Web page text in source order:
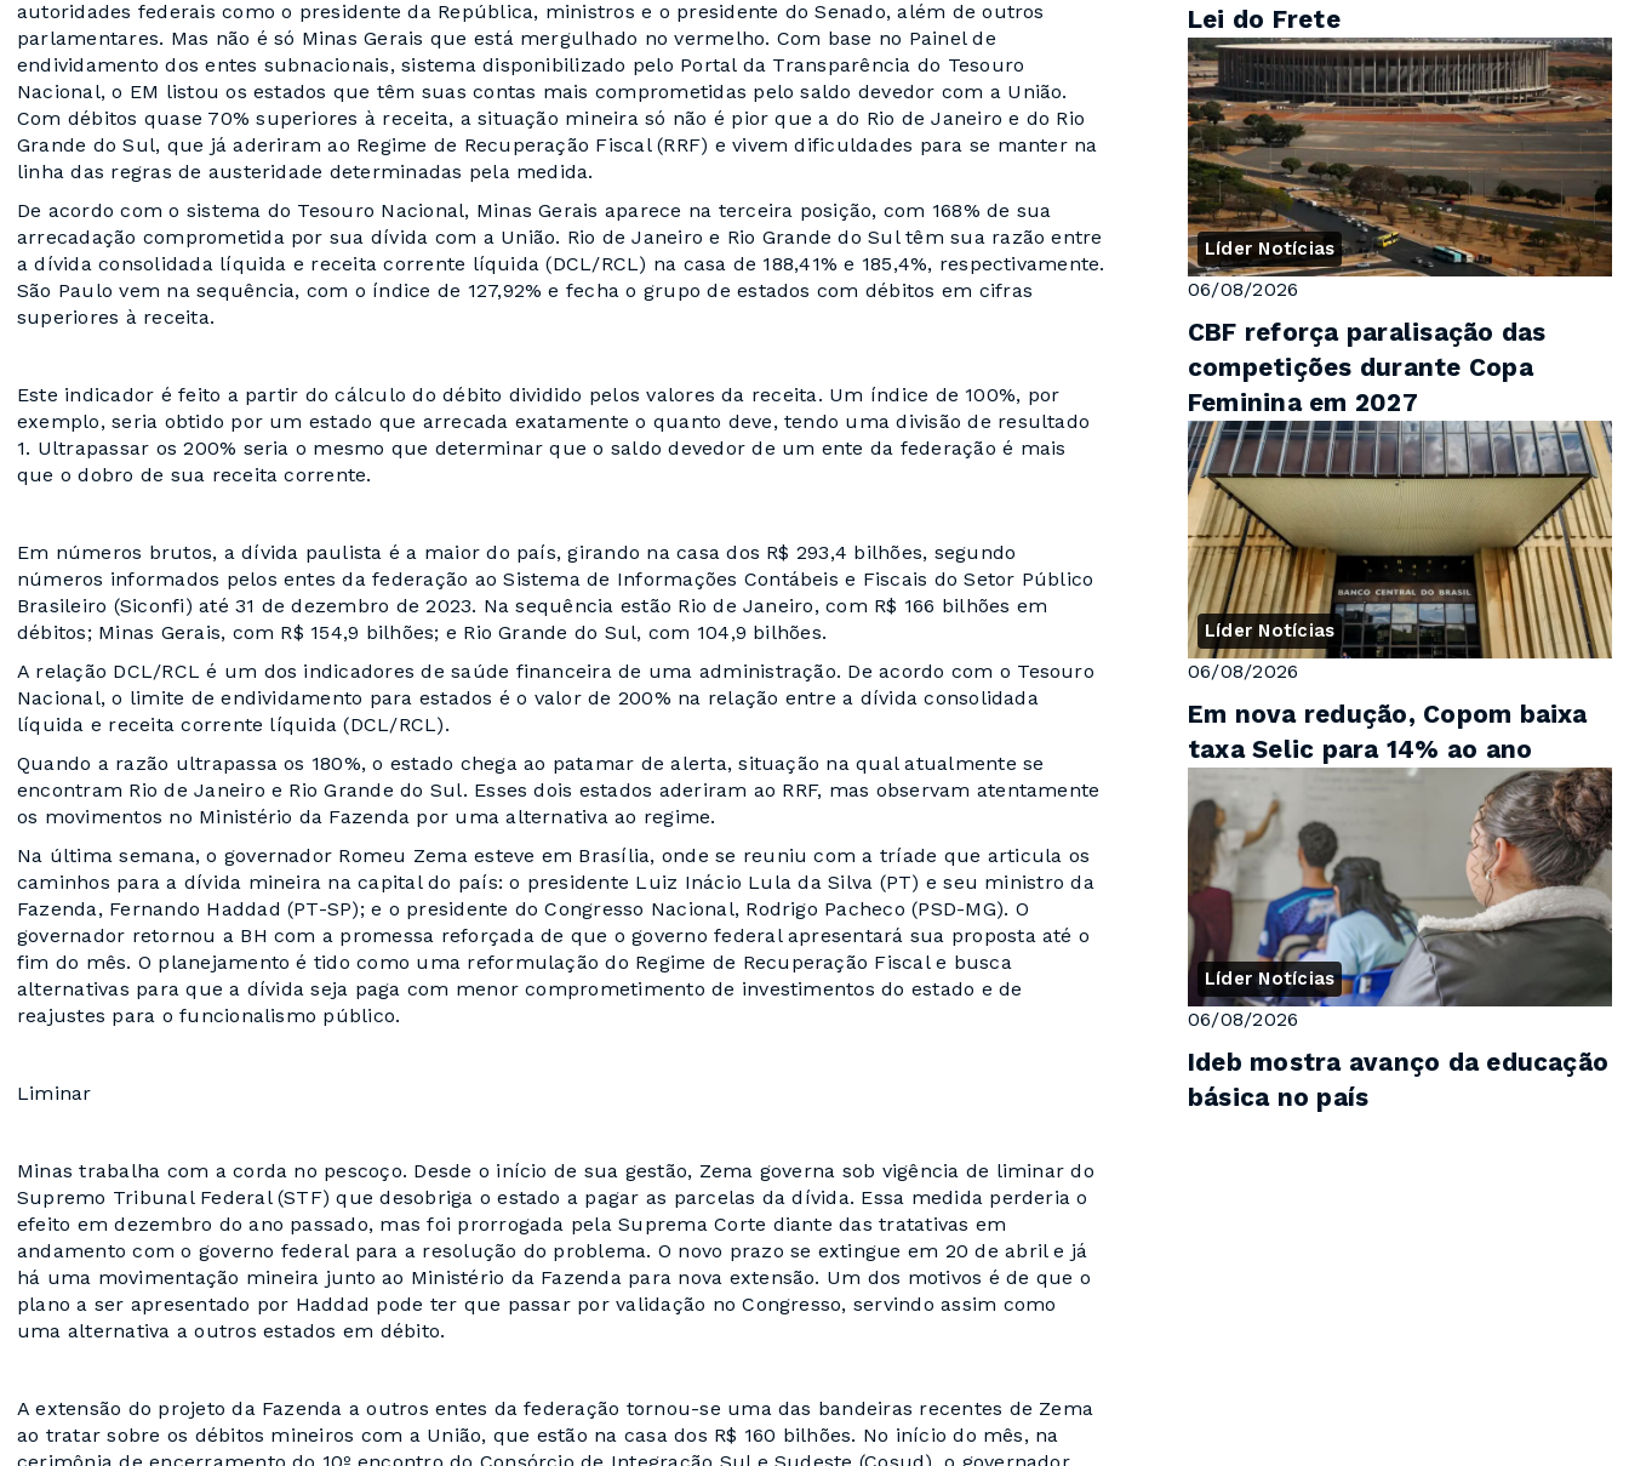
autoridades federais como o presidente da República, ministros e o presidente do Senado, além de outros
parlamentares. Mas não é só Minas Gerais que está mergulhado no vermelho. Com base no Painel de
endividamento dos entes subnacionais, sistema disponibilizado pelo Portal da Transparência do Tesouro
Nacional, o EM listou os estados que têm suas contas mais comprometidas pelo saldo devedor com a União.
Com débitos quase 70% superiores à receita, a situação mineira só não é pior que a do Rio de Janeiro e do Rio
Grande do Sul, que já aderiram ao Regime de Recuperação Fiscal (RRF) e vivem dificuldades para se manter na
linha das regras de austeridade determinadas pela medida.
De acordo com o sistema do Tesouro Nacional, Minas Gerais aparece na terceira posição, com 168% de sua
arrecadação comprometida por sua dívida com a União. Rio de Janeiro e Rio Grande do Sul têm sua razão entre
a dívida consolidada líquida e receita corrente líquida (DCL/RCL) na casa de 188,41% e 185,4%, respectivamente.
São Paulo vem na sequência, com o índice de 127,92% e fecha o grupo de estados com débitos em cifras
superiores à receita.
Este indicador é feito a partir do cálculo do débito dividido pelos valores da receita. Um índice de 100%, por
exemplo, seria obtido por um estado que arrecada exatamente o quanto deve, tendo uma divisão de resultado
1. Ultrapassar os 200% seria o mesmo que determinar que o saldo devedor de um ente da federação é mais
que o dobro de sua receita corrente.
Em números brutos, a dívida paulista é a maior do país, girando na casa dos R$ 293,4 bilhões, segundo
números informados pelos entes da federação ao Sistema de Informações Contábeis e Fiscais do Setor Público
Brasileiro (Siconfi) até 31 de dezembro de 2023. Na sequência estão Rio de Janeiro, com R$ 166 bilhões em
débitos; Minas Gerais, com R$ 154,9 bilhões; e Rio Grande do Sul, com 104,9 bilhões.
A relação DCL/RCL é um dos indicadores de saúde financeira de uma administração. De acordo com o Tesouro
Nacional, o limite de endividamento para estados é o valor de 200% na relação entre a dívida consolidada
líquida e receita corrente líquida (DCL/RCL).
Quando a razão ultrapassa os 180%, o estado chega ao patamar de alerta, situação na qual atualmente se
encontram Rio de Janeiro e Rio Grande do Sul. Esses dois estados aderiram ao RRF, mas observam atentamente
os movimentos no Ministério da Fazenda por uma alternativa ao regime.
Na última semana, o governador Romeu Zema esteve em Brasília, onde se reuniu com a tríade que articula os
caminhos para a dívida mineira na capital do país: o presidente Luiz Inácio Lula da Silva (PT) e seu ministro da
Fazenda, Fernando Haddad (PT-SP); e o presidente do Congresso Nacional, Rodrigo Pacheco (PSD-MG). O
governador retornou a BH com a promessa reforçada de que o governo federal apresentará sua proposta até o
fim do mês. O planejamento é tido como uma reformulação do Regime de Recuperação Fiscal e busca
alternativas para que a dívida seja paga com menor comprometimento de investimentos do estado e de
reajustes para o funcionalismo público.
Liminar
Minas trabalha com a corda no pescoço. Desde o início de sua gestão, Zema governa sob vigência de liminar do
Supremo Tribunal Federal (STF) que desobriga o estado a pagar as parcelas da dívida. Essa medida perderia o
efeito em dezembro do ano passado, mas foi prorrogada pela Suprema Corte diante das tratativas em
andamento com o governo federal para a resolução do problema. O novo prazo se extingue em 20 de abril e já
há uma movimentação mineira junto ao Ministério da Fazenda para nova extensão. Um dos motivos é de que o
plano a ser apresentado por Haddad pode ter que passar por validação no Congresso, servindo assim como
uma alternativa a outros estados em débito.
A extensão do projeto da Fazenda a outros entes da federação tornou-se uma das bandeiras recentes de Zema
ao tratar sobre os débitos mineiros com a União, que estão na casa dos R$ 160 bilhões. No início do mês, na
Lei do Frete
Líder Notícias
06/08/2026
CBF reforça paralisação das
competições durante Copa
Feminina em 2027
Líder Notícias
06/08/2026
Em nova redução, Copom baixa
taxa Selic para 14% ao ano
Líder Notícias
06/08/2026
Ideb mostra avanço da educação
básica no país